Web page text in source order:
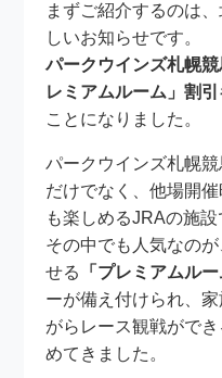
まずご紹介するのは
しいお知らせです。
パークウインズ札幌
レミアムルーム」割
ことになりました。
パークウインズ札幌
だけでなく、他場開
も楽しめるJRAの施設
その中でも人気なの
せる
「プレミアムルー
ーが備え付けられ、
がらレース観戦がで
めてきました。